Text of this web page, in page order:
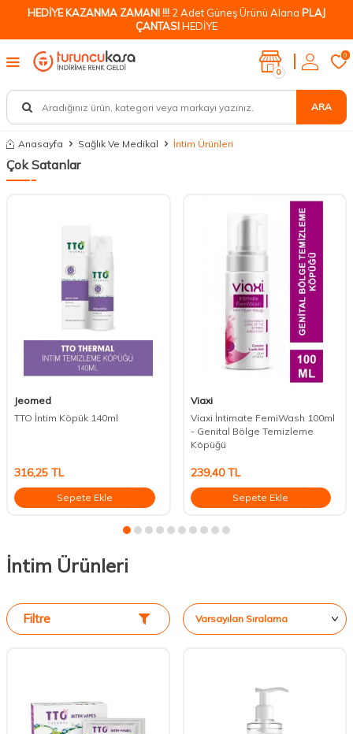
HEDİYE KAZANMA ZAMANI !!! 2 Adet Güneş Ürünü Alana PLAJ
ÇANTASIHEDİYE
ARA
0
0
Anasayfa Sağlık Ve Medikal İntim Ürünleri
Çok Satanlar
Jeomed
TTO İntim Köpük 140ml
316,25 TL
Sepete Ekle
Viaxi
Viaxi İntimate FemiWash 100ml
- Genital Bölge Temizleme
Köpüğü
239,40TL
Sepete Ekle
İntim Ürünleri
Filtre